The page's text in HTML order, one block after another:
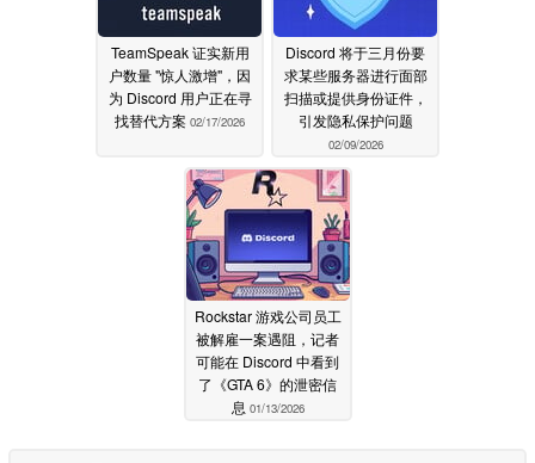
TeamSpeak 证实新用
户数量 "惊人激增"，因
为 Discord 用户正在寻
找替代方案 02/17/2026
Discord 将于三月份要
求某些服务器进行面部
扫描或提供身份证件，
引发隐私保护问题
02/09/2026
Rockstar 游戏公司员工
被解雇一案遇阻，记者
可能在 Discord 中看到
了《GTA 6》的泄密信
息 01/13/2026